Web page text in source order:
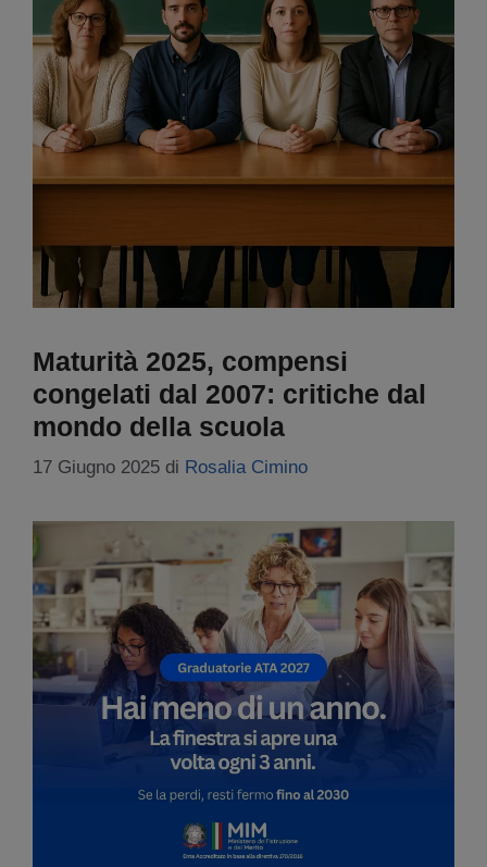
Maturità 2025, compensi
congelati dal 2007: critiche dal
mondo della scuola
17 Giugno 2025 di Rosalia Cimino